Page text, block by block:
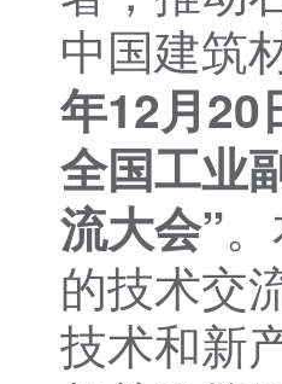
中国建筑
年12月20
全国工业
流大会”
的技术交
技术和新